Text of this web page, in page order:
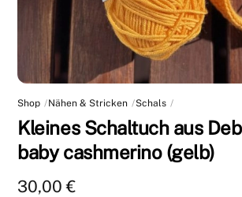
Shop Nähen & Stricken Schals
Kleines Schaltuch aus
baby cashmerino (gelb)
30,00€